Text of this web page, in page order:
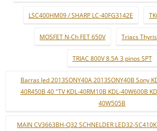
LSC400HM09 / SHARP LC-40FG3142E
MOSFET N-Ch FET 650V Triacs
TRIAC 800V 8.5A 3 pinos SPT
Barras led 2013SONY40A 2013SONY40B Sony
40R450B 40 "TV KDL-40RM10B KDL-40W600B
40W505B
MAIN CV3663BH-Q32 SCHNELDER LED32-